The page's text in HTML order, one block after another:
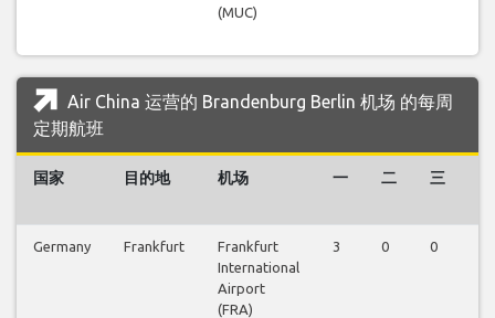
(MUC)
Air China 运营的 Brandenburg Berlin 机场 的每周
定期航班
国家 目的地 机场 一 二 三
Germany Frankfurt
Frankfurt
International
Airport
(FRA)
3 0 0